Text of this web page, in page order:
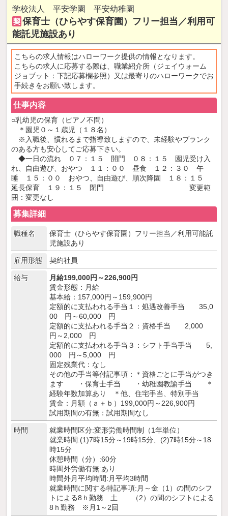
学校法人 平安学園 平安幼稚園
契 保育士（ひらやす保育園）フリー担当／利用可
能託児施設あり
こちらの求人情報はハローワーク提供の情報となります。
こちらの求人に応募する際は、職業紹介所（ジェイウォーム
ジョブット：下記応募欄参照）又は最寄りのハローワークでお
手続きをお願い致します。
仕事内容
○乳幼児の保育（ピアノ不問）
＊園児０～１歳児（１８名）
※入職後、慣れるまで指導致しますので、未経験やブランク
のある方も安心してご応募下さい。
◆一日の流れ ０７：１５ 開門 ０８：１５ 園児受け入
れ、自由遊び、おやつ １１：００ 昼食 １２：３０ 午
睡 １５：００ おやつ、自由遊び、順次降園 １８：１５
延長保育 １９：１５ 閉門 変更範
囲：変更なし
募集詳細
職種名
保育士（ひらやす保育園）フリー担当／利用可能託
児施設あり
雇用形態 契約社員
給与
月給199,000円～226,900円
賃金形態：月給
基本給：157,000円～159,900円
定額的に支払われる手当１：処遇改善手当 35,0
00 円～60,000 円
定額的に支払われる手当２：資格手当 2,000
円～2,000 円
定額的に支払われる手当３：シフト手当手当 5,
000 円～5,000 円
固定残業代：なし
その他の手当等付記事項：＊資格ごとに手当がつき
ます ・保育士手当 ・幼稚園教諭手当 ＊
経験年数加算あり ＊他、住宅手当、特別手当
賃金：月額（ａ＋ｂ）199,000円～226,900円
試用期間の有無：試用期間なし
時間
就業時間区分:変形労働時間制（1年単位）
就業時間:(1)7時15分～19時15分、(2)7時15分～18
時15分
休憩時間（分）:60分
時間外労働有無:あり
時間外月平均時間:月平均3時間
就業時間に関する特記事項:月～金（1）の間のシフ
トによる8ｈ勤務 土 （2）の間のシフトによる
8ｈ勤務 ※月1～2回